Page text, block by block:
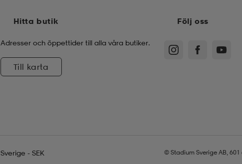
Hitta butik
Adresser och öppettider till alla våra butiker.
Till karta
Följ oss
Sverige - SEK © Stadium Sverige AB,